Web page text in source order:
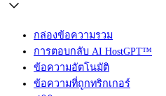
กล่องข้อความรวม
การตอบกลับ AI HostGPT™
ข้อความอัตโนมัติ
ข้อความที่ถูกทริกเกอร์